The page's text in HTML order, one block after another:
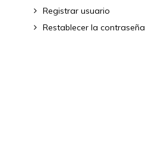
Registrar usuario
Restablecer la contraseña